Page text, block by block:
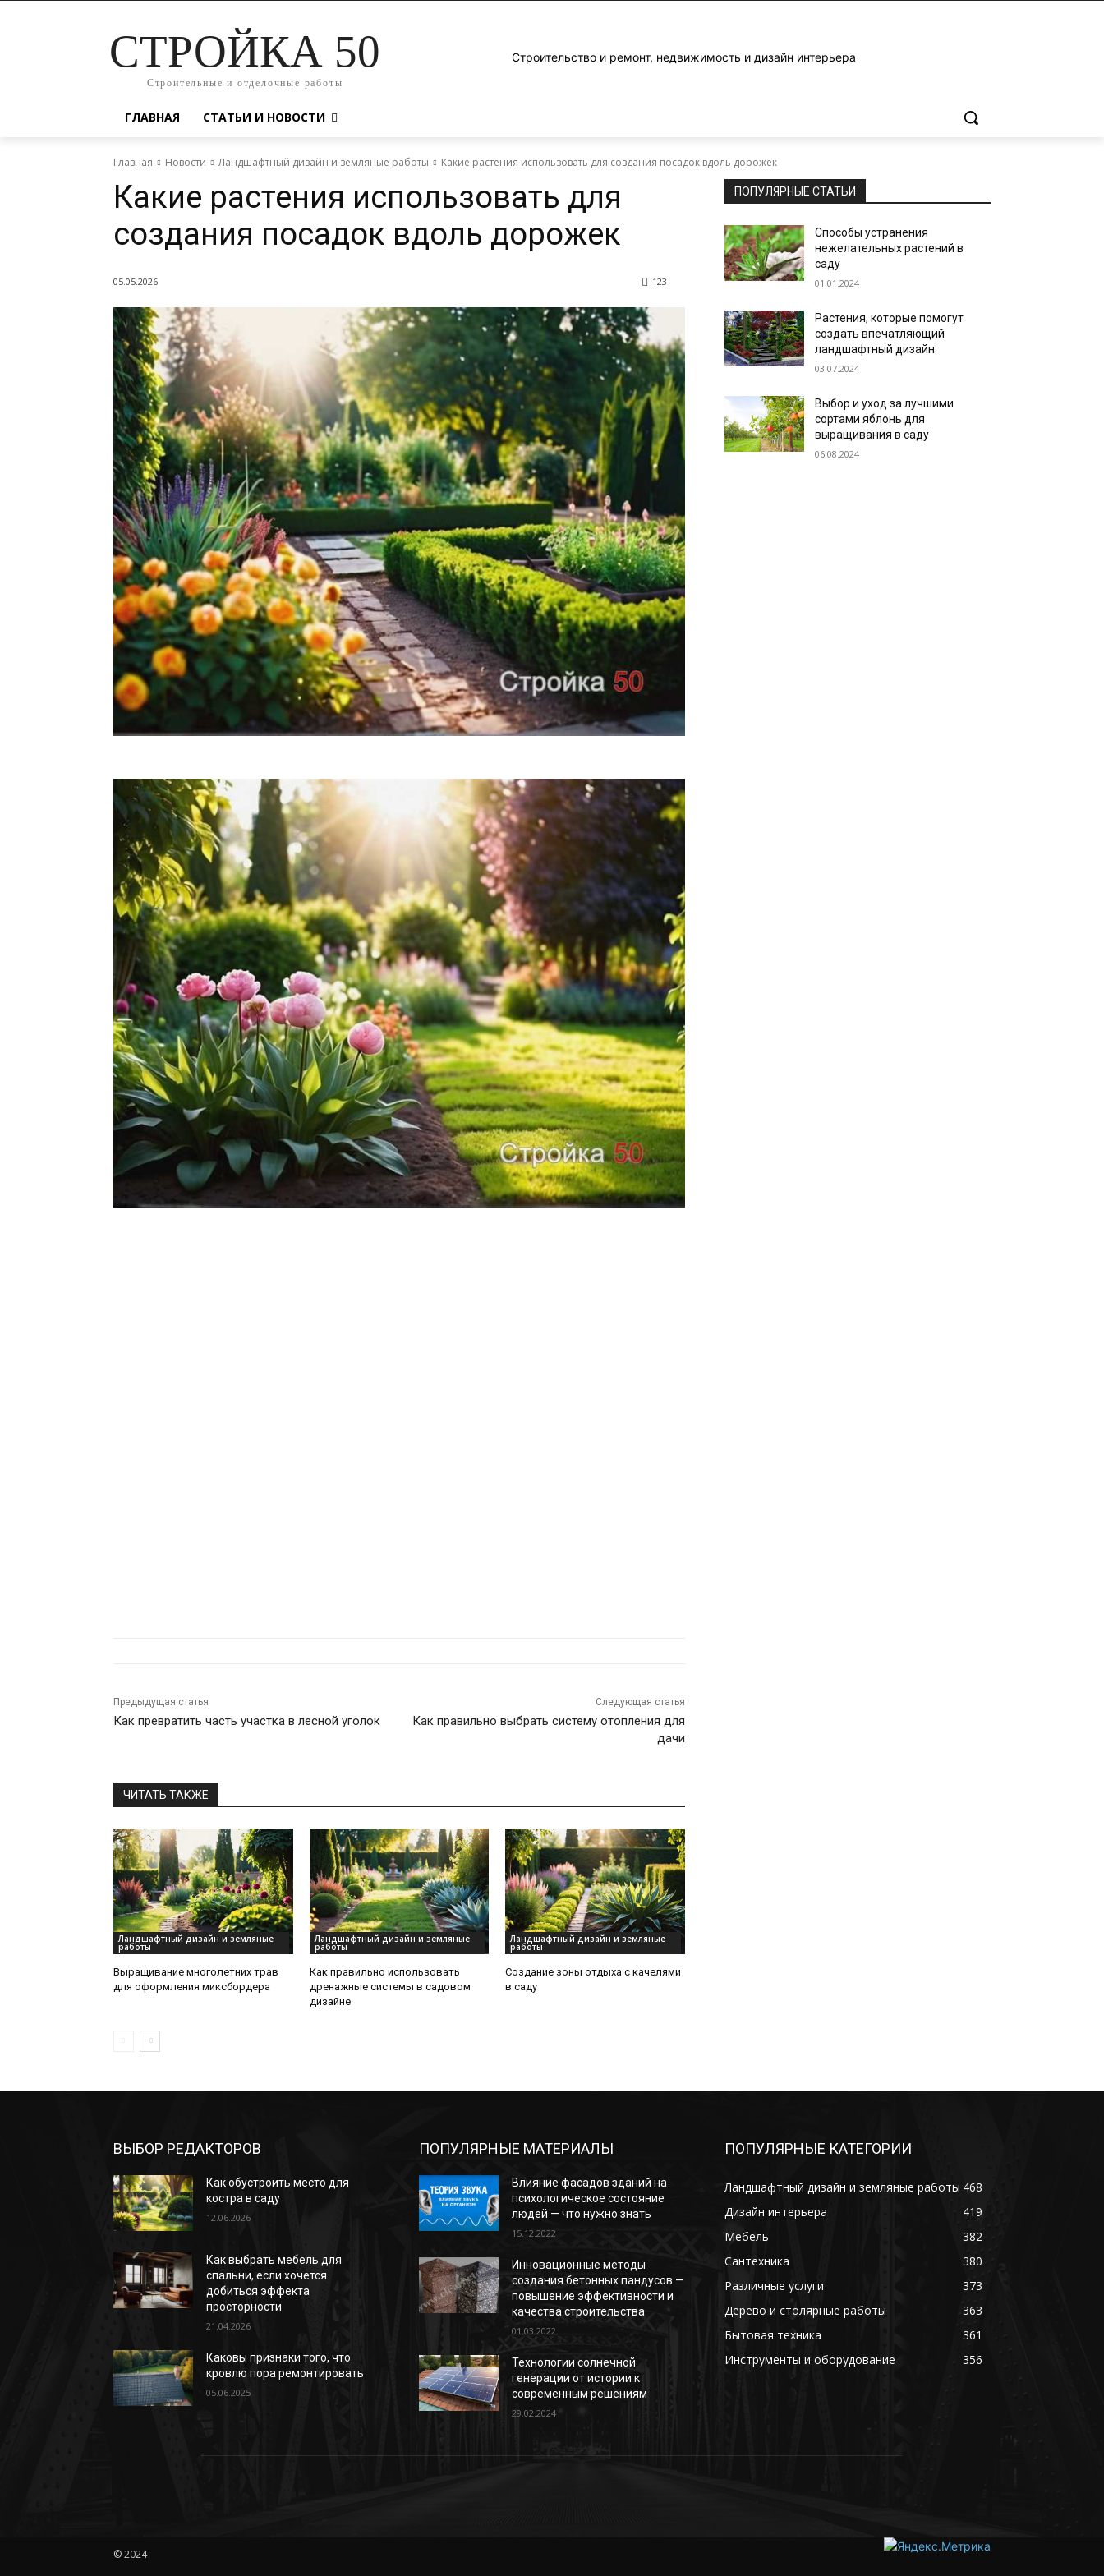
СТРОЙКА 50
Строительные и отделочные работы
Строительство и ремонт, недвижимость и дизайн интерьера
ГЛАВНАЯ СТАТЬИ И НОВОСТИ
Главная Новости Ландшафтный дизайн и земляные работы Какие растения использовать для создания посадок вдоль дорожек
Какие растения использовать для
создания посадок вдоль дорожек
05.05.2026 123
Предыдущая статья
Как превратить часть участка в лесной уголок
Следующая статья
Как правильно выбрать систему отопления для
дачи
ЧИТАТЬ ТАКЖЕ
Ландшафтный дизайн и земляные
работы
Выращивание многолетних трав
для оформления миксбордера
Ландшафтный дизайн и земляные
работы
Как правильно использовать
дренажные системы в садовом
дизайне
Ландшафтный дизайн и земляные
работы
Создание зоны отдыха с качелями
в саду
ПОПУЛЯРНЫЕ СТАТЬИ
Способы устранения
нежелательных растений в
саду
01.01.2024
Растения, которые помогут
создать впечатляющий
ландшафтный дизайн
03.07.2024
Выбор и уход за лучшими
сортами яблонь для
выращивания в саду
06.08.2024
ВЫБОР РЕДАКТОРОВ
Как обустроить место для
костра в саду
12.06.2026
Как выбрать мебель для
спальни, если хочется
добиться эффекта
просторности
21.04.2026
Каковы признаки того, что
кровлю пора ремонтировать
05.06.2025
ПОПУЛЯРНЫЕ МАТЕРИАЛЫ
Влияние фасадов зданий на
психологическое состояние
людей — что нужно знать
15.12.2022
Инновационные методы
создания бетонных пандусов —
повышение эффективности и
качества строительства
01.03.2022
Технологии солнечной
генерации от истории к
современным решениям
29.02.2024
ПОПУЛЯРНЫЕ КАТЕГОРИИ
Ландшафтный дизайн и земляные работы 468
Дизайн интерьера
419
Мебель
382
Сантехника
380
Различные услуги
373
Дерево и столярные работы
363
Бытовая техника
361
Инструменты и оборудование
356
© 2024